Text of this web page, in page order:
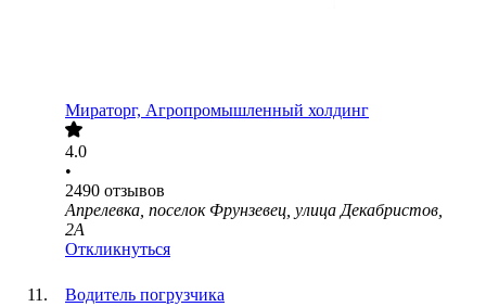
Мираторг, Агропромышленный холдинг
4.0
•
2490 отзывов
Апрелевка, поселок Фрунзевец, улица Декабристов,
2А
Откликнуться
Водитель погрузчика